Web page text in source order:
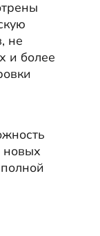
не
и более